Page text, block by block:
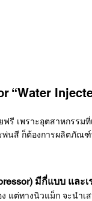
“Water
พราะอุตสาหกรรมที่เ
นสี ก็ต้องการผลิตภัณ
มีกี่แบบ และ
แต่ทางนิวแม็ก จะนำ